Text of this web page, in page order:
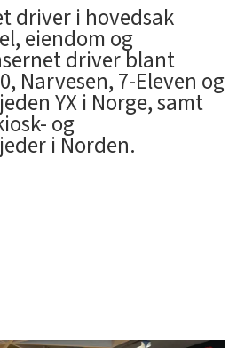
driver i hovedsak
eiendom og
driver blant
Narvesen, 7-Eleven og
YX i Norge, samt
og
i Norden.